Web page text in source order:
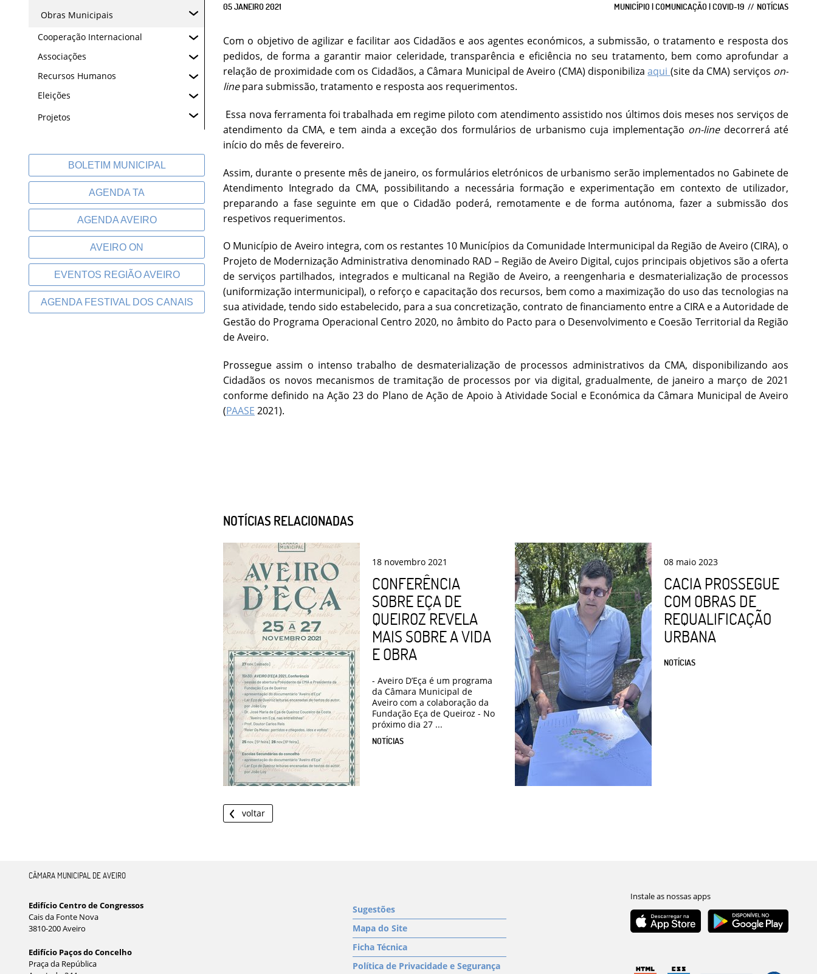
Obras Municipais
Cooperação Internacional
Associações
Recursos Humanos
Eleições
Projetos
BOLETIM MUNICIPAL
AGENDA TA
AGENDA AVEIRO
AVEIRO ON
EVENTOS REGIÃO AVEIRO
AGENDA FESTIVAL DOS CANAIS
05JANEIRO2021 MUNICÍPIO | COMUNICAÇÃO | COVID-19 NOTÍCIAS
Com o objetivo de agilizar e facilitar aos Cidadãos e aos agentes económicos, a submissão, o tratamento e resposta dos
pedidos, de forma a garantir maior celeridade, transparência e eficiência no seu tratamento, bem como aprofundar a
relação de proximidade com os Cidadãos, a Câmara Municipal de Aveiro (CMA) disponibilizaaqui (site da CMA) serviços on-
linepara submissão, tratamento e resposta aos requerimentos.
Essa nova ferramenta foi trabalhada em regime piloto com atendimento assistido nos últimos dois meses nos serviços de
atendimento da CMA, e tem ainda a exceção dos formulários de urbanismo cuja implementação on-linedecorrerá até
início do mês de fevereiro.
Assim, durante o presente mês de janeiro, os formulários eletrónicos de urbanismo serão implementados no Gabinete de
Atendimento Integrado da CMA, possibilitando a necessária formação e experimentação em contexto de utilizador,
preparando a fase seguinte em que o Cidadão poderá, remotamente e de forma autónoma, fazer a submissão dos
respetivos requerimentos.
O Município de Aveiro integra, com os restantes 10 Municípios da Comunidade Intermunicipal da Região de Aveiro (CIRA), o
Projeto de Modernização Administrativa denominado RAD – Região de Aveiro Digital, cujos principais objetivos são a oferta
de serviços partilhados, integrados e multicanal na Região de Aveiro, a reengenharia e desmaterialização de processos
(uniformização intermunicipal), o reforço e capacitação dos recursos, bem como a maximização do uso das tecnologias na
sua atividade, tendo sido estabelecido, para a sua concretização, contrato de financiamento entre a CIRA e a Autoridade de
Gestão do Programa Operacional Centro 2020, no âmbito do Pacto para o Desenvolvimento e Coesão Territorial da Região
de Aveiro.
Prossegue assim o intenso trabalho de desmaterialização de processos administrativos da CMA, disponibilizando aos
Cidadãos os novos mecanismos de tramitação de processos por via digital, gradualmente, de janeiro a março de 2021
conforme definido na Ação 23 do Plano de Ação de Apoio à Atividade Social e Económica da Câmara Municipal de Aveiro
(PAASE 2021).
NOTÍCIAS RELACIONADAS
18 novembro 2021
CONFERÊNCIA
SOBRE EÇA DE
QUEIROZ REVELA
MAIS SOBRE A VIDA
E OBRA
- Aveiro D’Eça é um programa
da Câmara Municipal de
Aveiro com a colaboração da
Fundação Eça de Queiroz - No
próximo dia 27 ...
NOTÍCIAS
08 maio 2023
CACIA PROSSEGUE
COM OBRAS DE
REQUALIFICAÇÃO
URBANA
NOTÍCIAS
voltar
CÂMARA MUNICIPAL DE AVEIRO
Edifício Centro de Congressos
Cais da Fonte Nova
3810-200 Aveiro
Edifício Paços do Concelho
Praça da República
Sugestões
Mapa do Site
Ficha Técnica
Política de Privacidade e Segurança